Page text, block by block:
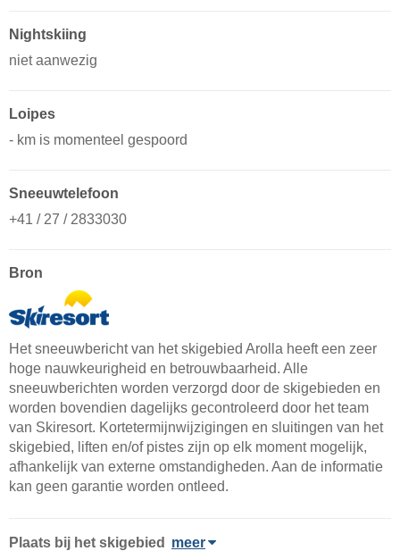
Nightskiing
niet aanwezig
Loipes
- km is momenteel gespoord
Sneeuwtelefoon
+41 / 27 / 2833030
Bron
Het sneeuwbericht van het skigebied Arolla heeft een zeer
hoge nauwkeurigheid en betrouwbaarheid. Alle
sneeuwberichten worden verzorgd door de skigebieden en
worden bovendien dagelijks gecontroleerd door het team
van Skiresort. Kortetermijnwijzigingen en sluitingen van het
skigebied, liften en/of pistes zijn op elk moment mogelijk,
afhankelijk van externe omstandigheden. Aan de informatie
kan geen garantie worden ontleed.
Plaats bij het skigebied meer